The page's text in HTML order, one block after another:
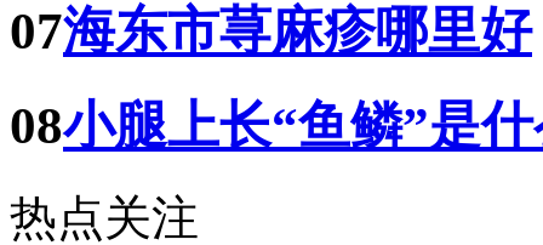
07海东市荨麻疹哪里好
08小腿上长“鱼鳞”是
热点关注